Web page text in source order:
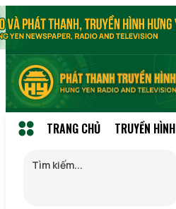
TRANG CHỦ TRUYỀN HÌNH